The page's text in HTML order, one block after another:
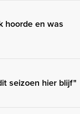
hoorde en was
seizoen hier blijf"